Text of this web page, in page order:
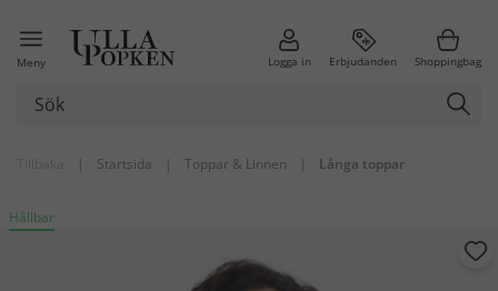
Meny Logga in Erbjudanden Shoppingbag
| Startsida | Toppar & Linnen | Långa toppar
Hållbar